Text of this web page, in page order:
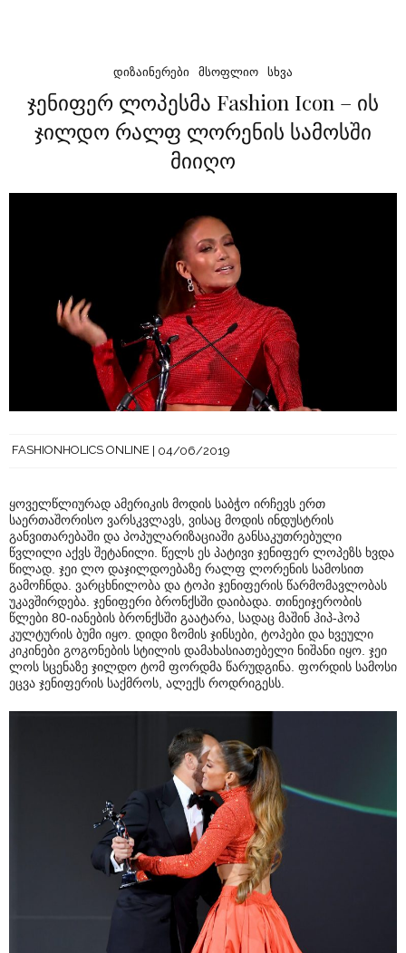
ᲓᲘᲖᲐᲘᲜᲔᲠᲔᲑᲘ ᲛᲡᲝᲤᲚᲘᲝ ᲡᲮᲕᲐ
ჯენიფერ ლოპესმა Fashion Icon – ის
ჯილდო რალფ ლორენის სამოსში
მიიღო
FASHIONHOLICS ONLINE 04/06/2019
ყოველწლიურად ამერიკის მოდის საბჭო ირჩევს ერთ
საერთაშორისო ვარსკვლავს, ვისაც მოდის ინდუსტრის
განვითარებაში და პოპულარიზაციაში განსაკუთრებული
წვლილი აქვს შეტანილი. წელს ეს პატივი ჯენიფერ ლოპეზს ხვდა
წილად. ჯეი ლო დაჯილდოებაზე რალფ ლორენის სამოსით
გამოჩნდა. ვარცხნილობა და ტოპი ჯენიფერის წარმომავლობას
უკავშირდება. ჯენიფერი ბრონქსში დაიბადა. თინეიჯერობის
წლები 80-იანების ბრონქსში გაატარა, სადაც მაშინ ჰიპ-ჰოპ
კულტურის ბუმი იყო. დიდი ზომის ჯინსები, ტოპები და ხვეული
კიკინები გოგონების სტილის დამახასიათებელი ნიშანი იყო. ჯეი
ლოს სცენაზე ჯილდო ტომ ფორდმა წარუდგინა. ფორდის სამოსი
ეცვა ჯენიფერის საქმროს, ალექს როდრიგესს.